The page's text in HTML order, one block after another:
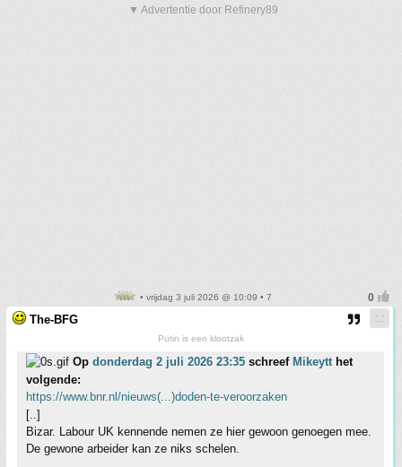
▼ Advertentie door Refinery89
• vrijdag 3 juli 2026 @ 10:09 • 7
The-BFG
Putin is een klootzak
Op donderdag 2 juli 2026 23:35 schreef Mikeytthet
volgende:
https://www.bnr.nl/nieuws(...)doden-te-veroorzaken
[..]
Bizar. Labour UK kennende nemen ze hier gewoon genoegen mee.
De gewone arbeider kan ze niks schelen.